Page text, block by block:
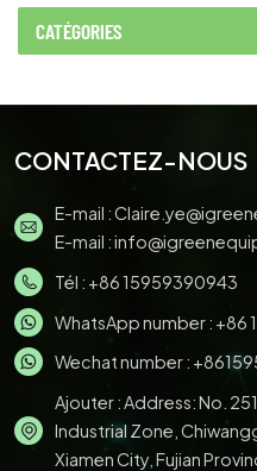
CATÉGORIES
CONTACTEZ-NOUS
E-mail :
E-mail :
Tél : +86 15959390943
WhatsApp number : +86
Wechat number :
Ajouter : Address: No.
Industrial Zone,
Xiamen City, Fujian